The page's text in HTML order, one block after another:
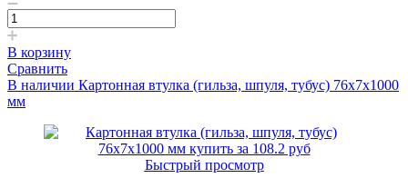
В корзину
Сравнить
В наличии Картонная втулка (гильза, шпуля, тубус) 76х7х1000
мм
Быстрый просмотр